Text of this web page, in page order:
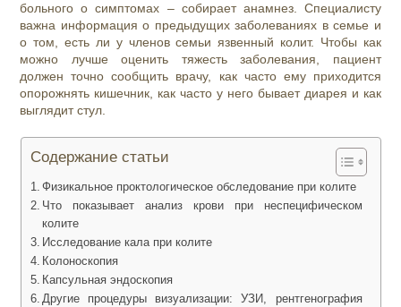
больного о симптомах – собирает анамнез. Специалисту
важна информация о предыдущих заболеваниях в семье и
о том, есть ли у членов семьи язвенный колит. Чтобы как
можно лучше оценить тяжесть заболевания, пациент
должен точно сообщить врачу, как часто ему приходится
опорожнять кишечник, как часто у него бывает диарея и как
выглядит стул.
Содержание статьи
Физикальное проктологическое обследование при колите
Что показывает анализ крови при неспецифическом
колите
Исследование кала при колите
Колоноскопия
Капсульная эндоскопия
Другие процедуры визуализации: УЗИ, рентгенография